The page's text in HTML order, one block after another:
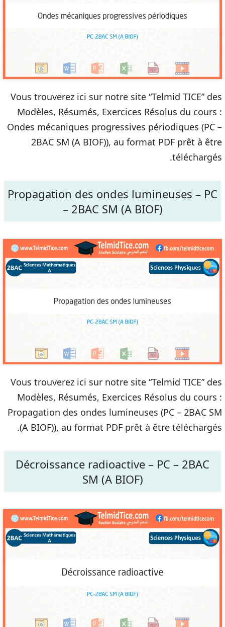
Vous trouverez ici sur notre site “Telmid TICE” des
Modèles, Résumés, Exercices Résolus du cours :
Ondes mécaniques progressives périodiques (PC –
2BAC SM (A BIOF)), au format PDF prêt à être
téléchargés.
Propagation des ondes lumineuses – PC
– 2BAC SM (A BIOF)
Vous trouverez ici sur notre site “Telmid TICE” des
Modèles, Résumés, Exercices Résolus du cours :
Propagation des ondes lumineuses (PC – 2BAC SM
(A BIOF)), au format PDF prêt à être téléchargés.
Décroissance radioactive – PC – 2BAC
SM (A BIOF)